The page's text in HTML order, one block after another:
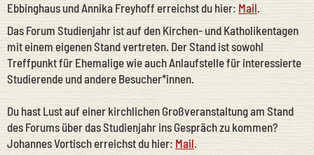
Ebbinghaus und Annika Freyhoff erreichst du hier: Mail.
Das Forum Studienjahr ist auf den Kirchen- und Katholikentagen
mit einem eigenen Stand vertreten. Der Stand ist sowohl
Treffpunkt für Ehemalige wie auch Anlaufstelle für interessierte
Studierende und andere Besucher*innen.
Du hast Lust auf einer kirchlichen Großveranstaltung am Stand
des Forums über das Studienjahr ins Gespräch zu kommen?
Johannes Vortisch erreichst du hier: Mail